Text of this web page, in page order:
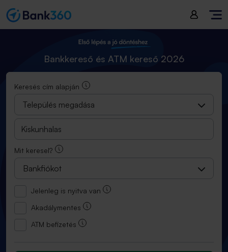
Bankkereső és ATM kereső 2026
Keresés cím alapján
Település megadása
Mit keresel?
Bankfiókot
Jelenleg is nyitva van
Akadálymentes
ATM befizetés
Bankkereső és ATM kereső 2025